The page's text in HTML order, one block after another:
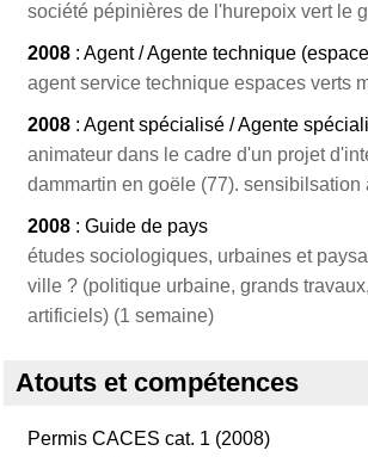
société pépinières de l'hurepoix vert le
2008 : Agent / Agente technique
agent service technique espaces verts
2008 : Agent spécialisé / Agente
animateur dans le cadre d'un projet
dammartin en goële (77).
2008 : Guide de pays
études sociologiques, urbaines et
ville ? (politique urbaine, grands
artificiels) (1 semaine)
Atouts et compétences
Permis CACES cat. 1 (2008)